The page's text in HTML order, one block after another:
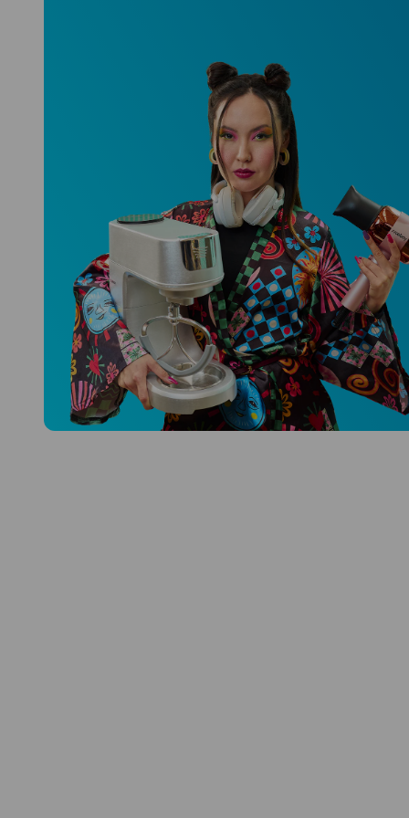
Niceboy ONE Ultra
Hlídá ti zdraví, spánek i pohyb a ještě
k tomu platí.
Prozkoumat